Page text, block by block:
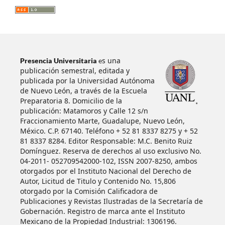
Presencia Universitaria es una
publicación semestral, editada y
publicada por la Universidad Autónoma
de Nuevo León, a través de la Escuela
Preparatoria 8. Domicilio de la
publicación: Matamoros y Calle 12 s/n
Fraccionamiento Marte, Guadalupe, Nuevo León,
México. C.P. 67140. Teléfono + 52 81 8337 8275 y + 52
81 8337 8284. Editor Responsable: M.C. Benito Ruiz
Domínguez. Reserva de derechos al uso exclusivo No.
04-2011- 052709542000-102, ISSN 2007-8250, ambos
otorgados por el Instituto Nacional del Derecho de
Autor, Licitud de Titulo y Contenido No. 15,806
otorgado por la Comisión Calificadora de
Publicaciones y Revistas Ilustradas de la Secretaría de
Gobernación. Registro de marca ante el Instituto
Mexicano de la Propiedad Industrial: 1306196.